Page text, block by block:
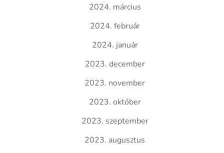
2024. március
2024. február
2024. január
2023. december
2023. november
2023. október
2023. szeptember
2023. augusztus